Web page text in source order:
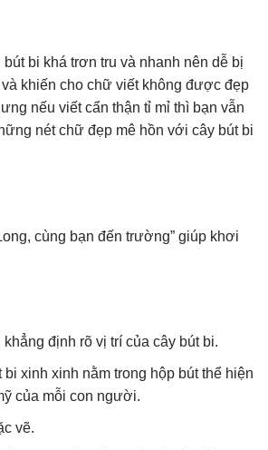
bi khá trơn tru và nhanh nên dễ bị
khiến cho chữ viết không được đẹp
nếu viết cẩn thận tỉ mỉ thì bạn vẫn
nét chữ đẹp mê hồn với cây bút bi
cùng bạn đến trường” giúp khơi
định rõ vị trí của cây bút bi.
xinh xinh nằm trong hộp bút thể hiện
của mỗi con người.
vẽ.